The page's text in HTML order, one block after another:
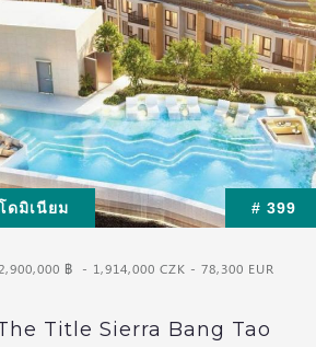
ดมิเนียม # 399
2,900,000 ฿ - 1,914,000 CZK - 78,300 EUR
Title Sierra Bang Tao